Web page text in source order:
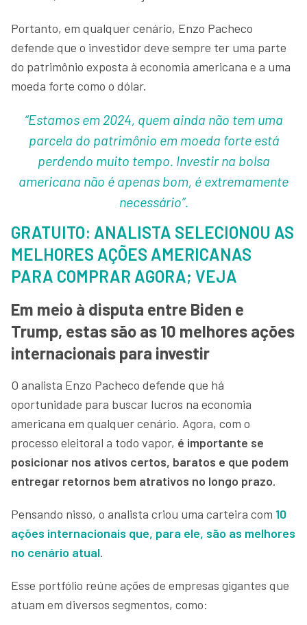
Portanto, em qualquer cenário, Enzo Pacheco
defende que o investidor deve sempre ter uma parte
do patrimônio exposta à economia americana e a uma
moeda forte como o dólar.
“Estamos em 2024, quem ainda não tem uma
parcela do patrimônio em moeda forte está
perdendo muito tempo. Investir na bolsa
americana não é apenas bom, é extremamente
necessário”.
GRATUITO: ANALISTA SELECIONOU AS
MELHORES AÇÕES AMERICANAS
PARA COMPRAR AGORA; VEJA
Em meio à disputa entre Biden e
Trump, estas são as 10 melhores ações
internacionais para investir
O analista Enzo Pacheco defende que há
oportunidade para buscar lucros na economia
americana em qualquer cenário. Agora, com o
processo eleitoral a todo vapor, é importante se
posicionar nos ativos certos, baratos e que podem
entregar retornos bem atrativos no longo prazo.
Pensando nisso, o analista criou uma carteira com 10
ações internacionais que, para ele, são as melhores
no cenário atual.
Esse portfólio reúne ações de empresas gigantes que
atuam em diversos segmentos, como: